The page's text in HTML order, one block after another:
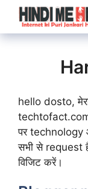
Skip
content
hello dosto,
पर technology
सभी से request
विजिट करें।